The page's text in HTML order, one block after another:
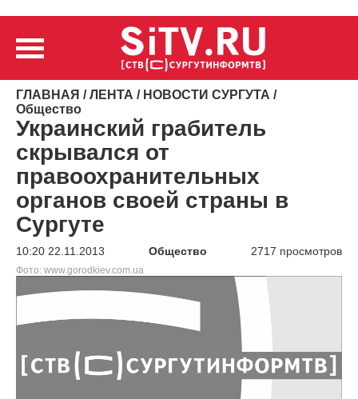
ГЛАВНАЯ /ЛЕНТА / НОВОСТИ СУРГУТА /
Общество
Украинский грабитель
скрывался от
правоохранительных
органов своей страны в
Сургуте
10:20 22.11.2013 Общество 2717 просмотров
Фото: www.gorodkiev.com.ua